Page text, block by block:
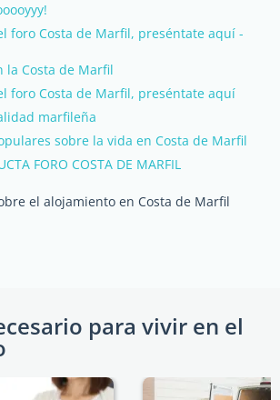
foro Costa de Marfil, preséntate aquí -
la Costa de Marfil
foro Costa de Marfil, preséntate aquí
marfileña
sobre la vida en Costa de Marfil
FORO COSTA DE MARFIL
el alojamiento en Costa de Marfil
para vivir en el